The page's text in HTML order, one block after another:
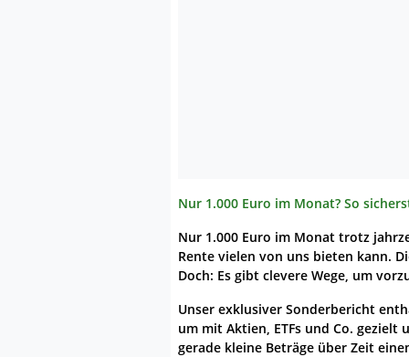
Nur 1.000 Euro im Monat? So
Nur 1.000 Euro im Monat trotz
Rente vielen von uns bieten kann.
Doch: Es gibt clevere Wege, um
Unser exklusiver Sonderbericht
um mit Aktien, ETFs und Co.
gerade kleine Beträge über Zeit